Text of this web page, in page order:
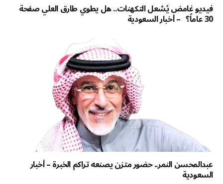
فيديو غامض يُشعل التكهنات.. هل يطوي طارق العلي صفحة
30 عاماً؟ – أخبار السعودية
عبدالمحسن النمر.. حضور متزن يصنعه تراكم الخبرة – أخبار
السعودية